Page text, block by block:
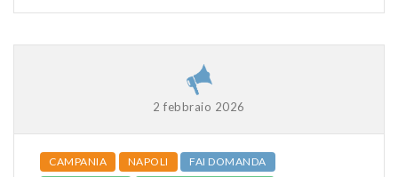
2 febbraio 2026
CAMPANIA NAPOLI
FAI DOMANDA